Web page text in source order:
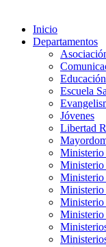
Inicio
Departamentos
Educación
Escuela
Jóvenes
Libertad
Ministerio
Ministerio
Ministerio
Ministerio
Ministerio